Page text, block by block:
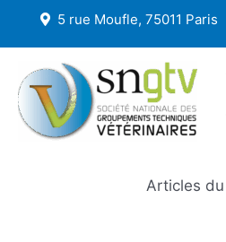
5 rue Moufle, 75011 Paris
Articles